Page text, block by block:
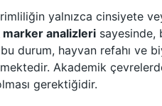
yalnızca cinsiyete
analizleri sayesinde,
durum, hayvan refahı ve
Akademik
gerektiğidir.